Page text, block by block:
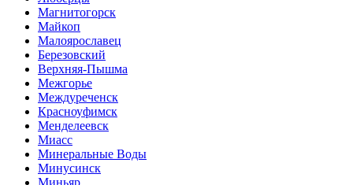
Магнитогорск
Майкоп
Малоярославец
Березовский
Верхняя-Пышма
Межгорье
Междуреченск
Красноуфимск
Менделеевск
Миасс
Минеральные Воды
Минусинск
Миньяр